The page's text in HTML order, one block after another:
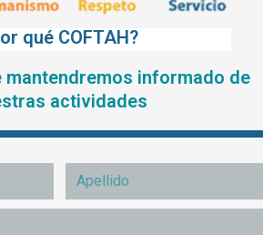
qué COFTAH?
mantendremos informado de
actividades